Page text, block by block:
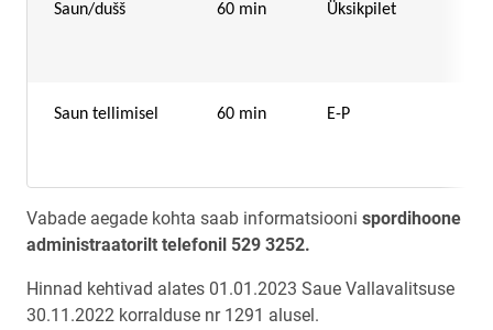
Saun/dušš 60 min Üksikpilet
Saun tellimisel 60 min E-P
Vabade aegade kohta saab informatsiooni spordihoone
administraatorilt telefonil 529 3252.
Hinnad kehtivad alates 01.01.2023 Saue Vallavalitsuse
30.11.2022 korralduse nr 1291 alusel.